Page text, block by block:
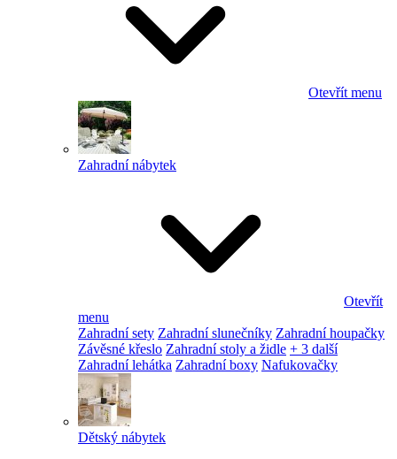
Otevřít menu
Zahradní nábytek
Otevřít
menu
Zahradní sety Zahradní slunečníky Zahradní houpačky
Závěsné křeslo Zahradní stoly a židle + 3 další
Zahradní lehátka Zahradní boxy Nafukovačky
Dětský nábytek